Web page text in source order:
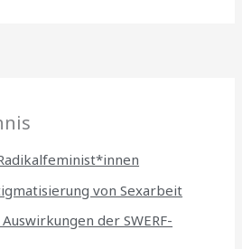
von Sexarbeit
der SWERF-